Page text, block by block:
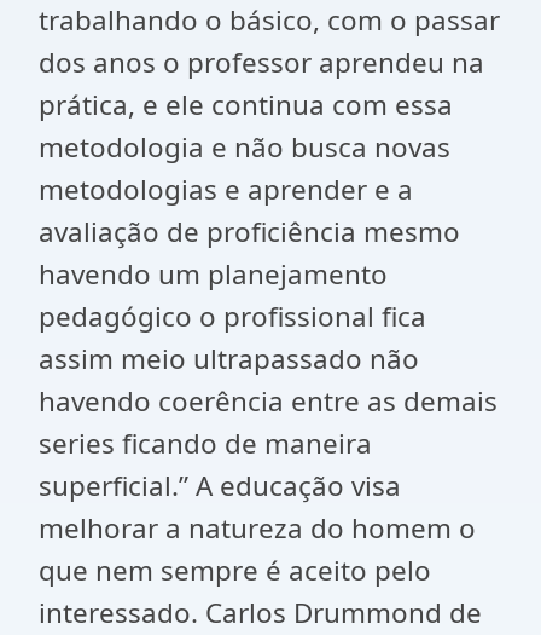
trabalhando o básico, com o passar
dos anos o professor aprendeu na
prática, e ele continua com essa
metodologia e não busca novas
metodologias e aprender e a
avaliação de proficiência mesmo
havendo um planejamento
pedagógico o profissional fica
assim meio ultrapassado não
havendo coerência entre as demais
series ficando de maneira
superficial.” A educação visa
melhorar a natureza do homem o
que nem sempre é aceito pelo
interessado. Carlos Drummond de